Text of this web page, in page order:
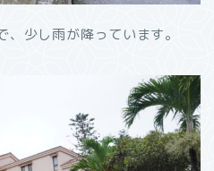
少し雨が降っています。